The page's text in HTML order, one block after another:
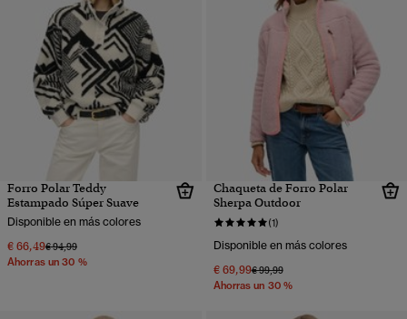
Forro Polar Teddy
Estampado Súper Suave
Disponible en más colores
€ 66,49Precio rebajado de
€ 94,99a
Ahorras un 30 %
Chaqueta de Forro Polar
Sherpa Outdoor
(1)
Disponible en más colores
€ 69,99Precio rebajado de
€ 99,99a
Ahorras un 30 %